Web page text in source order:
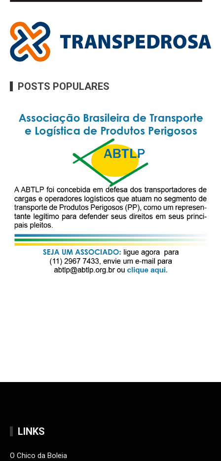
POSTS POPULARES
LINKS
O Chico da Boleia